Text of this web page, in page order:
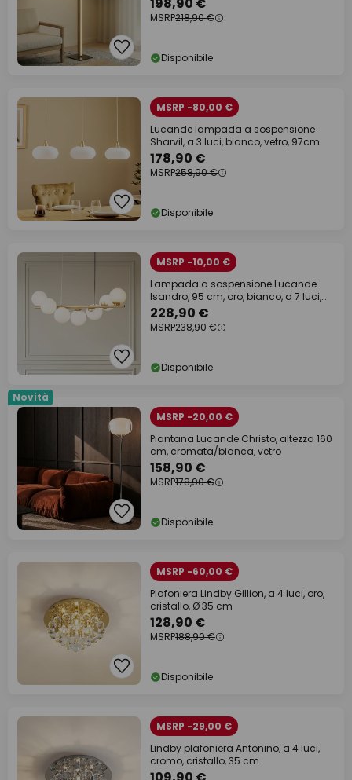
MSRP218,90 €
Disponibile
MSRP -80,00 €
Lucande lampada a sospensione
Sharvil, a 3 luci, bianco, vetro, 97cm
178,90 €
MSRP258,90 €
Disponibile
MSRP -10,00 €
Lampada a sospensione Lucande
Isandro, 95 cm, oro, bianco, a 7 luci,
G9
228,90 €
MSRP238,90 €
Disponibile
Novità
MSRP -20,00 €
Piantana Lucande Christo, altezza 160
cm, cromata/bianca, vetro
158,90 €
MSRP178,90 €
Disponibile
MSRP -60,00 €
Plafoniera Lindby Gillion, a 4 luci, oro,
cristallo, Ø 35 cm
128,90 €
MSRP188,90 €
Disponibile
MSRP -29,00 €
Lindby plafoniera Antonino, a 4 luci,
cromo, cristallo, 35 cm